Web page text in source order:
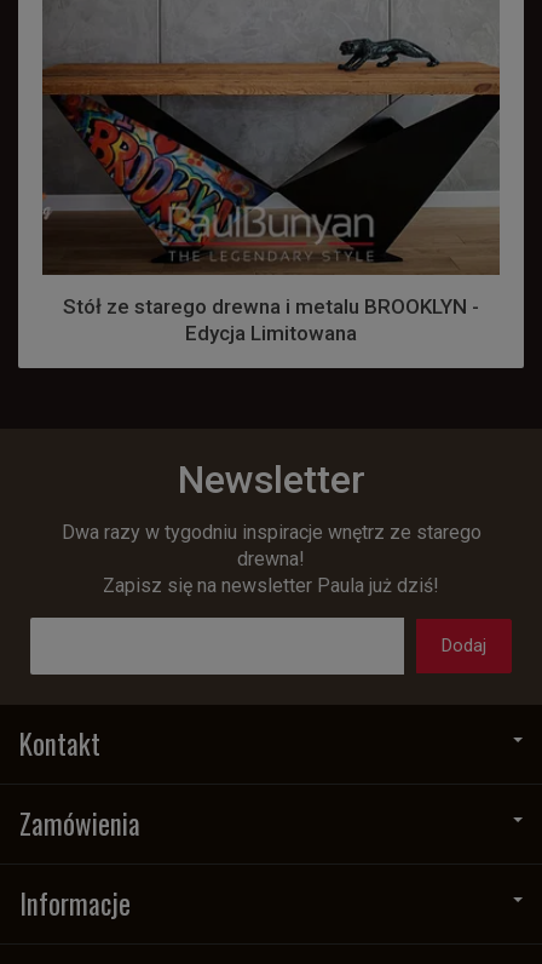
Stół ze starego drewna i metalu BROOKLYN -
Edycja Limitowana
Newsletter
Dwa razy w tygodniu inspiracje wnętrz ze starego
drewna!
Zapisz się na newsletter Paula już dziś!
Kontakt
Zamówienia
Informacje